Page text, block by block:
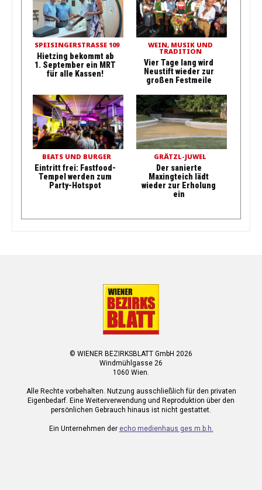
SPEISINGERSTRASSE 109
Hietzing bekommt ab
1. September ein MRT
für alle Kassen!
WEIN, MUSIK UND
TRADITION
Vier Tage lang wird
Neustift wieder zur
großen Festmeile
BEATS UND BURGER
Eintritt frei: Fastfood-
Tempel werden zum
Party-Hotspot
GRÄTZL-JUWEL
Der sanierte
Maxingteich lädt
wieder zur Erholung
ein
© WIENER BEZIRKSBLATT GmbH 2026
Windmühlgasse 26
1060 Wien.
Alle Rechte vorbehalten. Nutzung ausschließlich für den privaten
Eigenbedarf. Eine Weiterverwendung und Reproduktion über den
persönlichen Gebrauch hinaus ist nicht gestattet.
Ein Unternehmen der echo medienhaus ges.m.b.h.